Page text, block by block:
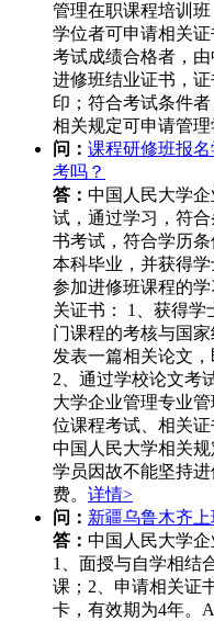
管理在职课程培训
学位者可申请相关
考试成绩合格者，
进修班结业证书，
印；符合考试条件
相关规定可申请管理
问： 课程研修班报
考吗？
答： 中国人民大学
试，通过学习，符
书考试，符合学历
本科毕业，并获得
参加进修班课程的
关证书： 1、获得学
门课程的考核与国
发表一篇相关论文
2、通过学校论文考
大学企业管理专业
位课程考试、相关
中国人民大学相关规
学员因故不能坚持
费。 详情>
问： 新疆乌鲁木齐
答： 中国人民大学企
1、面授与自学相结
课；2、申请相关证
卡，有效期为4年。